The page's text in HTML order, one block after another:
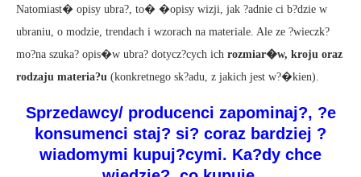
Natomiast� opisy ubra?, to� �opisy wizji, jak ?adnie ci b?dzie w
ubraniu, o modzie, trendach i wzorach na materiale. Ale ze ?wieczk?
mo?na szuka? opis�w ubra? dotycz?cych ich rozmiar�w, kroju oraz
rodzaju materia?u (konkretnego sk?adu, z jakich jest w?�kien).
Sprzedawcy/ producenci zapominaj?, ?e
konsumenci staj? si? coraz bardziej ?
wiadomymi kupuj?cymi. Ka?dy chce